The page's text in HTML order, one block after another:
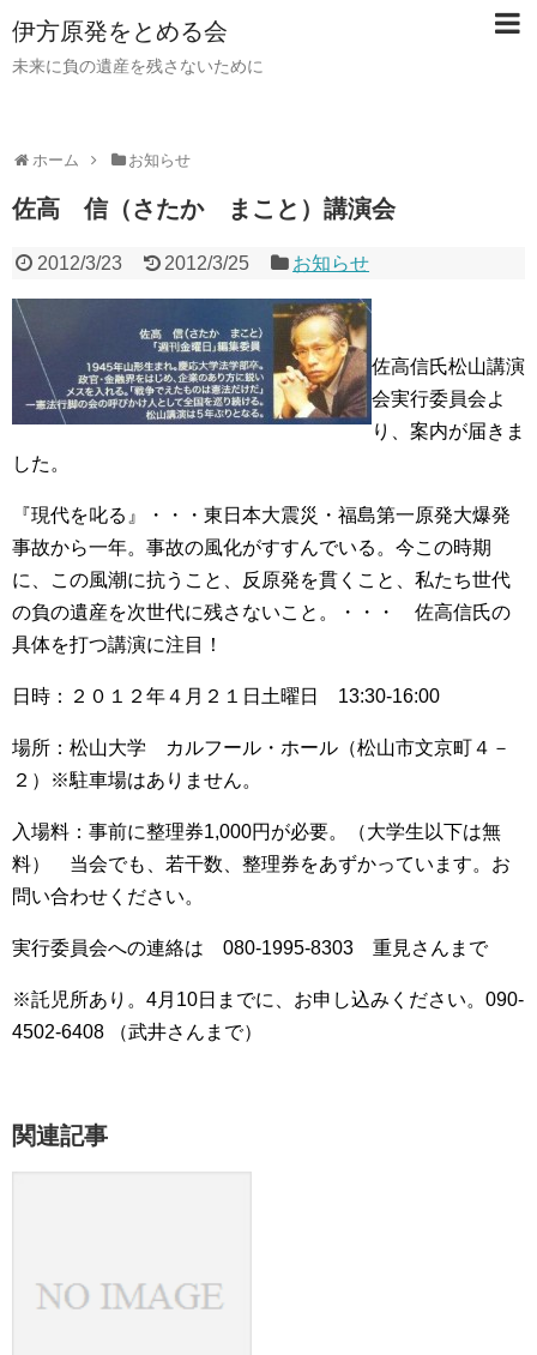
伊方原発をとめる会
未来に負の遺産を残さないために
ホーム お知らせ
佐高 信（さたか まこと）講演会
2012/3/23 2012/3/25 お知らせ
佐高信氏松山講演
会実行委員会よ
り、案内が届きま
した。
『現代を叱る』・・・東日本大震災・福島第一原発大爆発
事故から一年。事故の風化がすすんでいる。今この時期
に、この風潮に抗うこと、反原発を貫くこと、私たち世代
の負の遺産を次世代に残さないこと。・・・ 佐高信氏の
具体を打つ講演に注目！
日時：２０１２年４月２１日土曜日 13:30-16:00
場所：松山大学 カルフール・ホール（松山市文京町４－
２）※駐車場はありません。
入場料：事前に整理券1,000円が必要。（大学生以下は無
料） 当会でも、若干数、整理券をあずかっています。お
問い合わせください。
実行委員会への連絡は 080-1995-8303 重見さんまで
※託児所あり。4月10日までに、お申し込みください。090-
4502-6408 （武井さんまで）
関連記事